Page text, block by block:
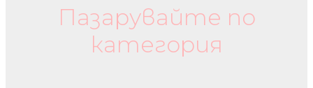
Пазарувайте по
категория